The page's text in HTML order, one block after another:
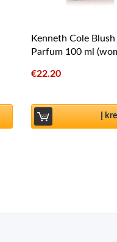
Kenneth Cole
Parfum 100 ml
€22.20
Į